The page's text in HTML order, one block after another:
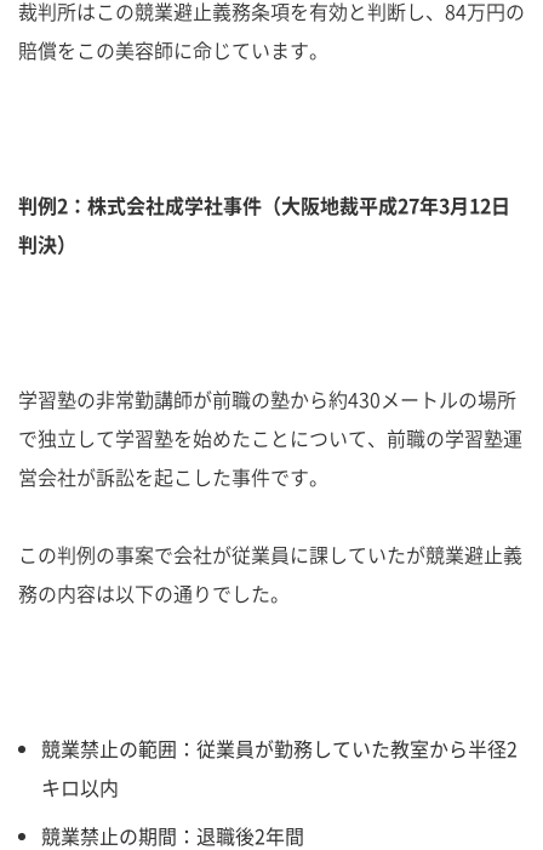
裁判所はこの競業避止義務条項を有効と判断し、84万円の
賠償をこの美容師に命じています。
判例2：株式会社成学社事件（大阪地裁平成27年3月12日
判決）
学習塾の非常勤講師が前職の塾から約430メートルの場所
で独立して学習塾を始めたことについて、前職の学習塾運
営会社が訴訟を起こした事件です。
この判例の事案で会社が従業員に課していたが競業避止義
務の内容は以下の通りでした。
競業禁止の範囲：従業員が勤務していた教室から半径2
キロ以内
競業禁止の期間：退職後2年間